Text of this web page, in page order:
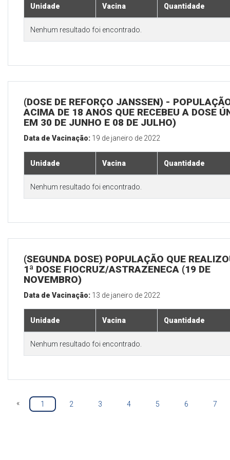
Unidade Vacina Quantidade
Nenhum resultado foi encontrado.
(DOSE DE REFORÇO JANSSEN) -
ACIMA DE 18 ANOS QUE RECEBEU A DOSE
EM 30 DE JUNHO E 08 DE JULHO)
Data de Vacinação: 19 de janeiro de 2022
Unidade Vacina Quantidade
Nenhum resultado foi encontrado.
(SEGUNDA DOSE) POPULAÇÃO QUE
1ª DOSE FIOCRUZ/ASTRAZENECA (19 DE
NOVEMBRO)
Data de Vacinação: 13 de janeiro de 2022
Unidade Vacina Quantidade
Nenhum resultado foi encontrado.
« 1 2 3 4 5 6 7